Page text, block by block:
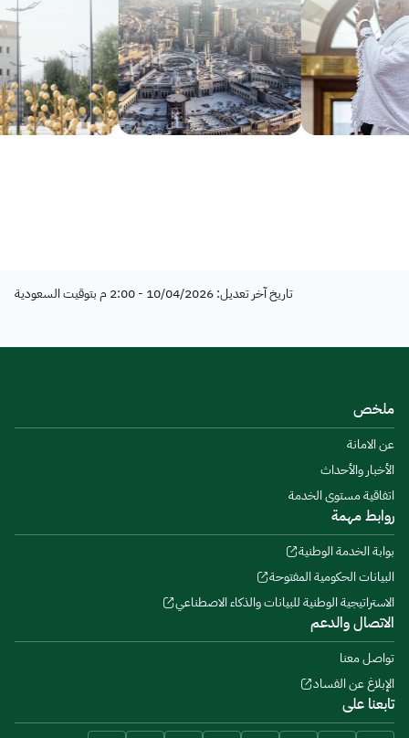
تاريخ آخر تعديل: 10/04/2026 - 2:00 م بتوقيت السعودية
ملخص
عن الامانة
الأخبار والأحداث
اتفاقية مستوى الخدمة
روابط مهمة
بوابة الخدمة الوطنية
البيانات الحكومية المفتوحة
الاستراتيجية الوطنية للبيانات والذكاء الاصطناعي
الاتصال والدعم
تواصل معنا
الإبلاغ عن الفساد
تابعنا على